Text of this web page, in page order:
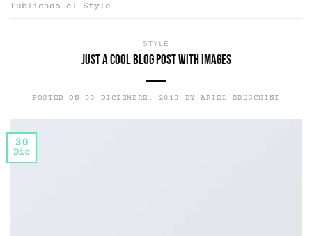
Publicado el Style
STYLE
Just a cool blog post with Images
POSTED ON 30 DICIEMBRE, 2013 BYARIEL BRUSCHINI
30
Dic